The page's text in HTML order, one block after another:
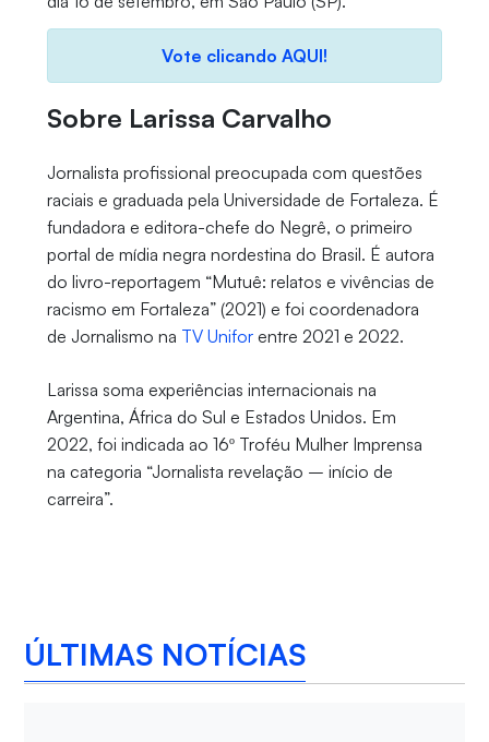
Vote clicando AQUI!
Sobre Larissa Carvalho
Jornalista profissional preocupada com questões
raciais e graduada pela Universidade de Fortaleza. É
fundadora e editora-chefe do Negrê, o primeiro
portal de mídia negra nordestina do Brasil. É autora
do livro-reportagem “Mutuê: relatos e vivências de
racismo em Fortaleza” (2021) e foi coordenadora
de Jornalismo na TV Uniforentre 2021 e 2022.
Larissa soma experiências internacionais na
Argentina, África do Sul e Estados Unidos. Em
2022, foi indicada ao 16º Troféu Mulher Imprensa
na categoria “Jornalista revelação – início de
carreira”.
ÚLTIMAS NOTÍCIAS